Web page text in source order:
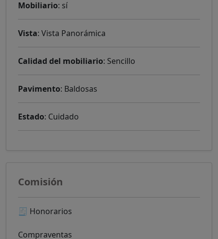
Mobiliario: sí
Vista: Vista Panorámica
Calidad del mobiliario: Sencillo
Pavimento: Baldosas
Estado: Cuidado
Comisión
🧾 Honorarios
Compraventas